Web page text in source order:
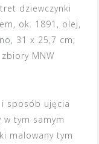
dziewczynki
ok. 1891, olej,
31 x 25,7 cm;
zbiory MNW
sposób ujęcia
w tym samym
malowany tym